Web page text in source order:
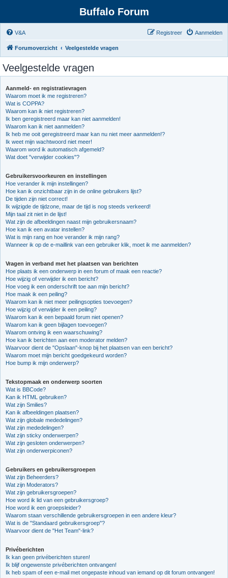
Buffalo Forum
V&A Aanmelden
Registreer
Forumoverzicht Veelgestelde vragen
Veelgestelde vragen
Aanmeld- en registratievragen
Waarom moet ik me registreren?
Wat is COPPA?
Waarom kan ik niet registreren?
Ik ben geregistreerd maar kan niet aanmelden!
Waarom kan ik niet aanmelden?
Ik heb me ooit geregistreerd maar kan nu niet meer aanmelden!?
Ik weet mijn wachtwoord niet meer!
Waarom word ik automatisch afgemeld?
Wat doet "verwijder cookies"?
Gebruikersvoorkeuren en instellingen
Hoe verander ik mijn instellingen?
Hoe kan ik onzichtbaar zijn in de online gebruikers lijst?
De tijden zijn niet correct!
Ik wijzigde de tijdzone, maar de tijd is nog steeds verkeerd!
Mijn taal zit niet in de lijst!
Wat zijn de afbeeldingen naast mijn gebruikersnaam?
Hoe kan ik een avatar instellen?
Wat is mijn rang en hoe verander ik mijn rang?
Wanneer ik op de e-maillink van een gebruiker klik, moet ik me aanmelden?
Vragen in verband met het plaatsen van berichten
Hoe plaats ik een onderwerp in een forum of maak een reactie?
Hoe wijzig of verwijder ik een bericht?
Hoe voeg ik een onderschrift toe aan mijn bericht?
Hoe maak ik een peiling?
Waarom kan ik niet meer peilingsopties toevoegen?
Hoe wijzig of verwijder ik een peiling?
Waarom kan ik een bepaald forum niet openen?
Waarom kan ik geen bijlagen toevoegen?
Waarom ontving ik een waarschuwing?
Hoe kan ik berichten aan een moderator melden?
Waarvoor dient de "Opslaan"-knop bij het plaatsen van een bericht?
Waarom moet mijn bericht goedgekeurd worden?
Hoe bump ik mijn onderwerp?
Tekstopmaak en onderwerp soorten
Wat is BBCode?
Kan ik HTML gebruiken?
Wat zijn Smilies?
Kan ik afbeeldingen plaatsen?
Wat zijn globale mededelingen?
Wat zijn mededelingen?
Wat zijn sticky onderwerpen?
Wat zijn gesloten onderwerpen?
Wat zijn onderwerpiconen?
Gebruikers en gebruikersgroepen
Wat zijn Beheerders?
Wat zijn Moderators?
Wat zijn gebruikersgroepen?
Hoe word ik lid van een gebruikersgroep?
Hoe word ik een groepsleider?
Waarom staan verschillende gebruikersgroepen in een andere kleur?
Wat is de "Standaard gebruikersgroep"?
Waarvoor dient de "Het Team"-link?
Privéberichten
Ik kan geen privéberichten sturen!
Ik blijf ongewenste privéberichten ontvangen!
Ik heb spam of een e-mail met ongepaste inhoud van iemand op dit forum ontvangen!